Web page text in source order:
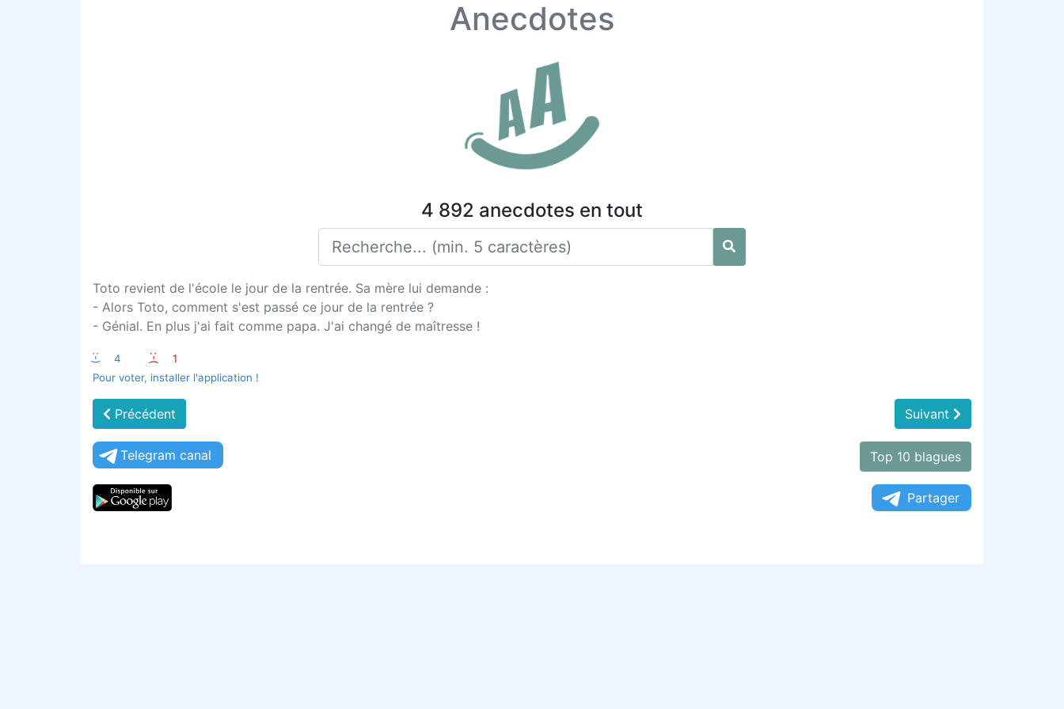
Anecdotes
4 892 anecdotes en tout
Toto revient de l'école le jour de la rentrée. Sa mère lui demande :
- Alors Toto, comment s'est passé ce jour de la rentrée ?
- Génial. En plus j'ai fait comme papa. J'ai changé de maîtresse !
:-) 4 :-(
1
Pour voter, installer l'application !
Précédent Suivant
Telegram canal Top 10 blagues
Partager